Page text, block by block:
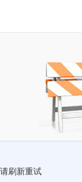
刷新重试